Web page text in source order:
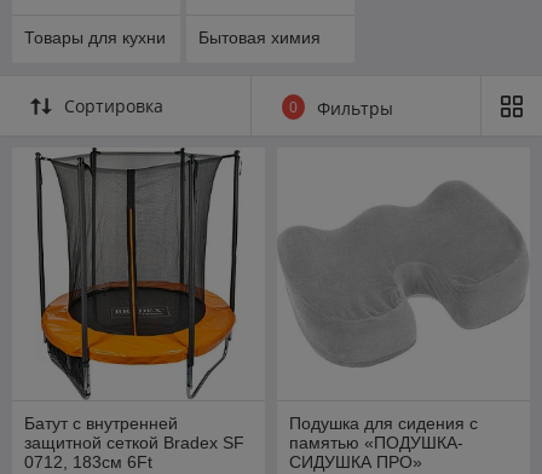
Товары для кухни Бытовая химия
Сортировка 0 Фильтры
Батут с внутренней
защитной сеткой Bradex SF
0712, 183см 6Ft
Подушка для сидения с
памятью «ПОДУШКА-
СИДУШКА ПРО»